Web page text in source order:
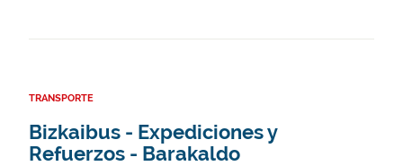
TRANSPORTE
Bizkaibus - Expediciones y
Refuerzos - Barakaldo